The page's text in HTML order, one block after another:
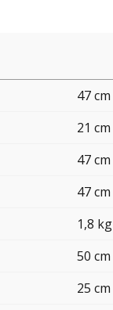
47 cm
21 cm
47 cm
47 cm
1,8 kg
50 cm
25 cm